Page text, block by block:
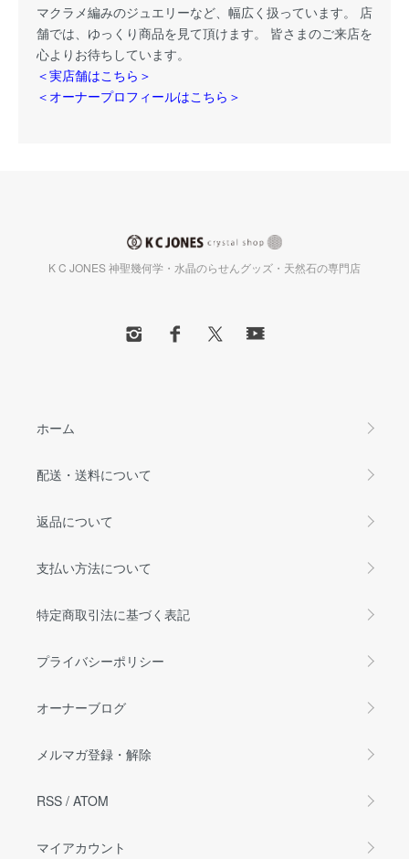
マクラメ編みのジュエリーなど、幅広く扱っています。 店
舗では、ゆっくり商品を見て頂けます。 皆さまのご来店を
心よりお待ちしています。
＜実店舗はこちら＞
＜オーナープロフィールはこちら＞
K C JONES 神聖幾何学・水晶のらせんグッズ・天然石の専門店
ホーム
配送・送料について
返品について
支払い方法について
特定商取引法に基づく表記
プライバシーポリシー
オーナーブログ
メルマガ登録・解除
RSS / ATOM
マイアカウント